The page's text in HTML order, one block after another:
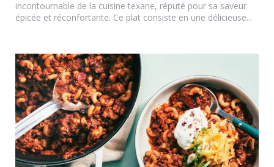
incontournable de la cuisine texane, réputé pour sa saveur
épicée et réconfortante. Ce plat consiste en une délicieuse...